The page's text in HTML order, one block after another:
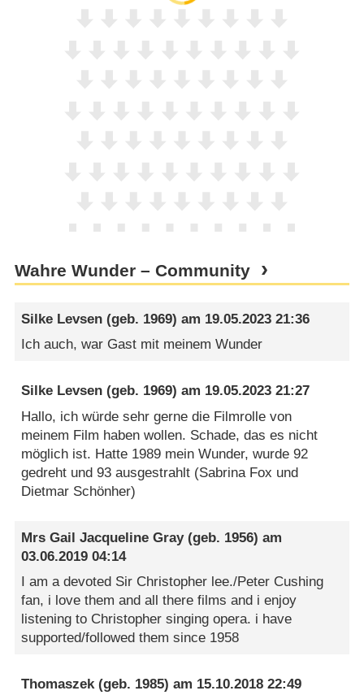
Wahre Wunder – Community
Silke Levsen (geb. 1969) am 19.05.2023 21:36
Ich auch, war Gast mit meinem Wunder
Silke Levsen (geb. 1969) am 19.05.2023 21:27
Hallo, ich würde sehr gerne die Filmrolle von
meinem Film haben wollen. Schade, das es nicht
möglich ist. Hatte 1989 mein Wunder, wurde 92
gedreht und 93 ausgestrahlt (Sabrina Fox und
Dietmar Schönher)
Mrs Gail Jacqueline Gray(geb. 1956) am
03.06.2019 04:14
I am a devoted Sir Christopher lee./Peter Cushing
fan, i love them and all there films and i enjoy
listening to Christopher singing opera. i have
supported/followed them since 1958
Thomaszek(geb. 1985) am 15.10.2018 22:49